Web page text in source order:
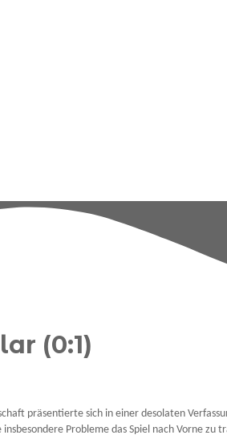
(0:1)
präsentierte sich in einer desolaten
Probleme das Spiel nach Vorne